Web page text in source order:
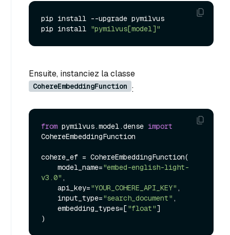
pip install --upgrade pymilvus
pip install "pymilvus[model]"
Ensuite, instanciez la classe
CohereEmbeddingFunction :
from pymilvus.model.dense import
CohereEmbeddingFunction
cohere_ef = CohereEmbeddingFunction(
    model_name=
"embed-english-light-
v3.0" ,
    api_key=
"YOUR_COHERE_API_KEY" ,
    input_type=
"search_document" ,
    embedding_types=[
"float"]